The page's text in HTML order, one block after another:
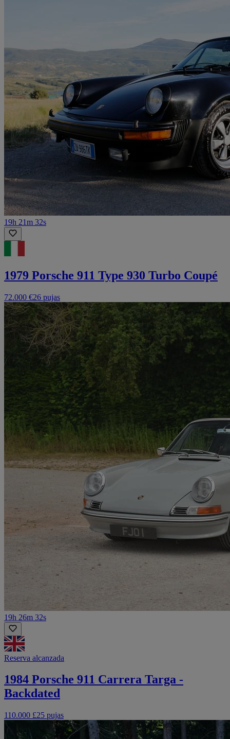
19h 21m 32s
1979 Porsche 911 Type 930 Turbo Coupé
72.000 €26 pujas
19h 26m 32s
Reserva alcanzada
1984 Porsche 911 Carrera Targa -
Backdated
110.000 £25 pujas